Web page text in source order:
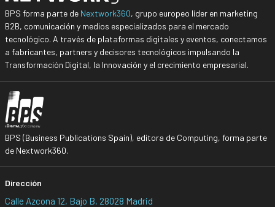
BPS forma parte de Nextwork360, grupo europeo líder en marketing
B2B, comunicación y medios especializados para el mercado
tecnológico. A través de plataformas digitales y eventos, conectamos
a fabricantes, partners y decisores tecnológicos impulsando la
Transformación Digital, la Innovación y el crecimiento empresarial.
BPS (Business Publications Spain), editora de Computing, forma parte
de Nextwork360.
Dirección
Calle Azcona 12, Bajo B, 28028 Madrid